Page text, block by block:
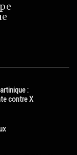
:
contre X